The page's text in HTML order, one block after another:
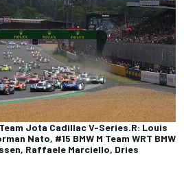
Jota Cadillac V-Series.R: Louis
Nato, #15 BMW M Team WRT BMW
Raffaele Marciello, Dries